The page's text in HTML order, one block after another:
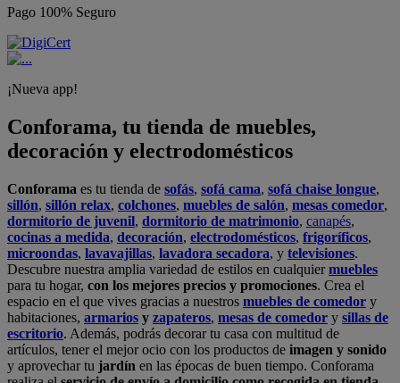
Pago 100% Seguro
¡Nueva app!
Conforama, tu tienda de muebles,
decoración y electrodomésticos
Conforama es tu tienda de sofás, sofá cama, sofá chaise longue,
sillón, sillón relax, colchones, muebles de salón, mesas comedor,
dormitorio de juvenil, dormitorio de matrimonio, canapés,
cocinas a medida, decoración, electrodomésticos, frigoríficos,
microondas, lavavajillas, lavadora secadora, y televisiones.
Descubre nuestra amplia variedad de estilos en cualquiermuebles
para tu hogar, con los mejores precios y promociones. Crea el
espacio en el que vives gracias a nuestros muebles de comedor y
habitaciones, armarios y zapateros, mesas de comedor y sillas de
escritorio. Además, podrás decorar tu casa con multitud de
artículos, tener el mejor ocio con los productos de imagen y sonido
y aprovechar tu jardín en las épocas de buen tiempo. Conforama